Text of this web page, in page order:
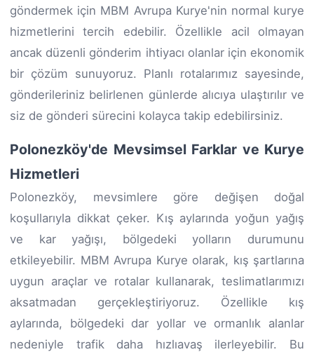
göndermek için MBM Avrupa Kurye'nin normal kurye
hizmetlerini tercih edebilir. Özellikle acil olmayan
ancak düzenli gönderim ihtiyacı olanlar için ekonomik
bir çözüm sunuyoruz. Planlı rotalarımız sayesinde,
gönderileriniz belirlenen günlerde alıcıya ulaştırılır ve
siz de gönderi sürecini kolayca takip edebilirsiniz.
Polonezköy'de Mevsimsel Farklar ve Kurye
Hizmetleri
Polonezköy, mevsimlere göre değişen doğal
koşullarıyla dikkat çeker. Kış aylarında yoğun yağış
ve kar yağışı, bölgedeki yolların durumunu
etkileyebilir. MBM Avrupa Kurye olarak, kış şartlarına
uygun araçlar ve rotalar kullanarak, teslimatlarımızı
aksatmadan gerçekleştiriyoruz. Özellikle kış
aylarında, bölgedeki dar yollar ve ormanlık alanlar
nedeniyle trafik daha hızlıavaş ilerleyebilir. Bu